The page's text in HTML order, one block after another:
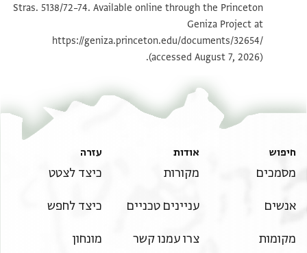
Stras. 5138/72–74. Available online through the Princeton
Geniza Project at
https://geniza.princeton.edu/documents/32654/
(accessed August 7, 2026).
חיפוש
מסמכים
אנשים
מקומות
אודות
מקורות
עניינים טכניים
צרו עמנו קשר
עזרה
כיצד לצטט
כיצד לחפש
מונחון